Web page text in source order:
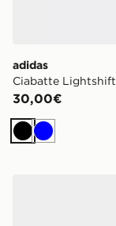
adidas
Ciabatte Lightshift
30,00€
Nero
Blu